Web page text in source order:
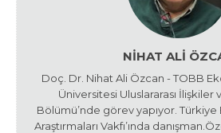
NIHAT ALI
Doç. Dr. Nihat Ali Özcan - TOBB
Üniversitesi Uluslararası İlişkiler
Bölümü’nde görev yapıyor. Türkiye
Araştırmaları Vakfı’ında